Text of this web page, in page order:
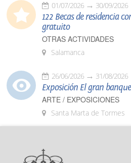
01/07/2026 30/09/2026
122 Becas de residencia
gratuito
OTRAS ACTIVIDADES
Salamanca
26/06/2026 31/08/2026
Exposición El gran
ARTE / EXPOSICIONES
Santa Marta de Tormes